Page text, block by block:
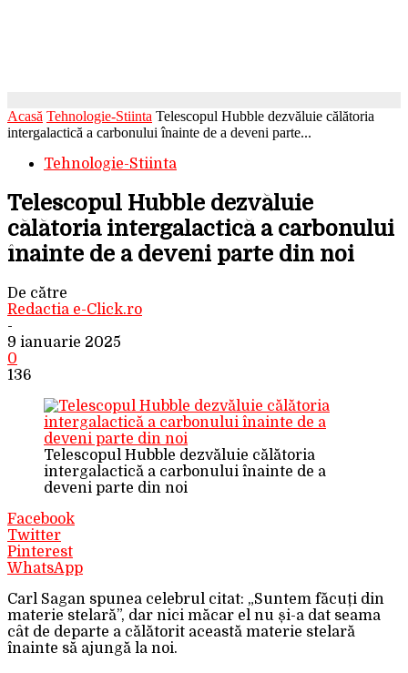
Acasă Tehnologie-Stiinta Telescopul Hubble dezvăluie călătoria
intergalactică a carbonului înainte de a deveni parte...
Tehnologie-Stiinta
Telescopul Hubble dezvăluie
călătoria intergalactică a carbonului
înainte de a deveni parte din noi
De către
Redactia e-Click.ro
-
9 ianuarie 2025
0
136
Telescopul Hubble dezvăluie călătoria
intergalactică a carbonului înainte de a
deveni parte din noi
Facebook
Twitter
Pinterest
WhatsApp
Carl Sagan spunea celebrul citat: „Suntem făcuți din
materie stelară”, dar nici măcar el nu și-a dat seama
cât de departe a călătorit această materie stelară
înainte să ajungă la noi.